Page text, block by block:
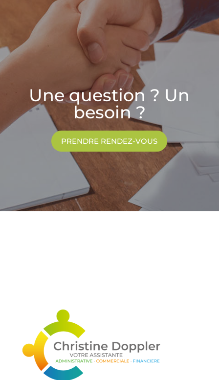
Une question ? Un
besoin ?
PRENDRE RENDEZ-VOUS